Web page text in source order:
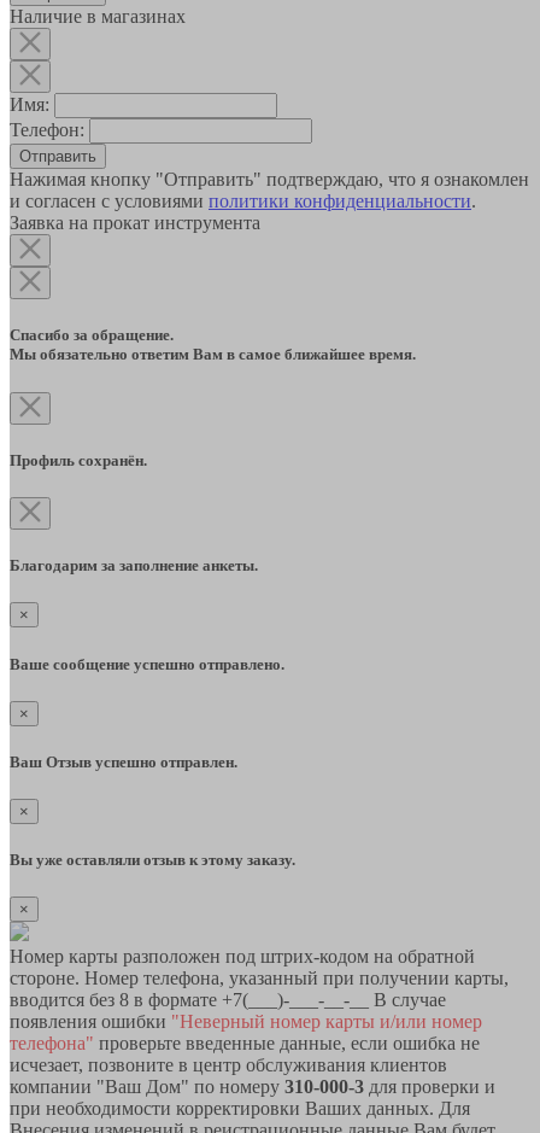
Наличие в магазинах
Имя:
Телефон:
Отправить
Нажимая кнопку "Отправить" подтверждаю, что я ознакомлен
и согласен с условиями политики конфиденциальности.
Заявка на прокат инструмента
Спасибо за обращение.
Мы обязательно ответим Вам в самое ближайшее время.
Профиль сохранён.
Благодарим за заполнение анкеты.
×
Ваше сообщение успешно отправлено.
×
Ваш Отзыв успешно отправлен.
×
Вы уже оставляли отзыв к этому заказу.
×
Номер карты разположен под штрих-кодом на обратной
стороне. Номер телефона, указанный при получении карты,
вводится без 8 в формате +7(___)-___-__-__ В случае
появления ошибки "Неверный номер карты и/или номер
телефона" проверьте введенные данные, если ошибка не
исчезает, позвоните в центр обслуживания клиентов
компании "Ваш Дом" по номеру 310-000-3 для проверки и
при необходимости корректировки Ваших данных. Для